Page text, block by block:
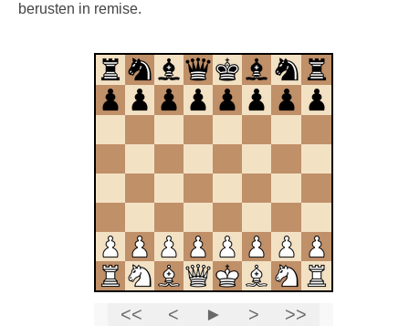
berusten in remise.